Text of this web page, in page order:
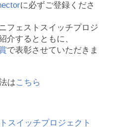
に必ずご登録くださ
フェストスイッチプロジ
介するとともに、
で表彰させていただきま
はこちら